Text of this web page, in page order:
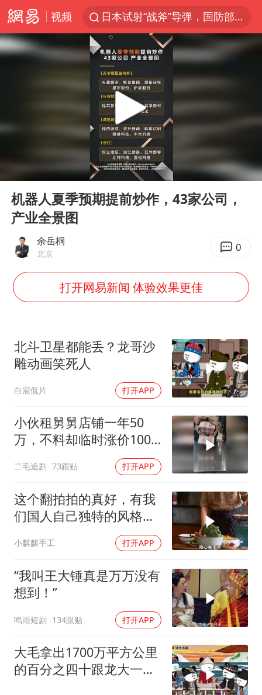
视频
日本试射“战斧”导弹，国防部回应
台风白海豚中心风力增强
向鹏0-3不敌张本智和
百花奖开幕式
四川宜宾高县4.9级地震致1死
“新疆阿勒泰八月能滑雪”不实
刘国正说向鹏打得很窝囊
陈幸同晋级WTT横滨冠军赛8强
我国外贸延续良好增长态势
今日立秋你咬秋了吗
建筑工人不慎坠落身体被3根钢筋刺穿
夯实基础开新局
Play
00:08
机器人夏季预期提前炒作，43家公司，
产业全景图
余岳桐
北京 0
打开网易新闻 体验效果更佳
北斗卫星都能丢？龙哥沙
雕动画笑死人
白宸侃片 打开APP
小伙租舅舅店铺一年50
万，不料却临时涨价100
二毛追剧 73跟贴 打开APP
这个翻拍拍的真好，有我
们国人自己独特的风格魅
小麒麒手工 打开APP
“我叫王大锤真是万万没有
想到！”
鸣雨短剧 134跟贴 打开APP
大毛拿出1700万平方公里
的百分之四十跟龙大一起